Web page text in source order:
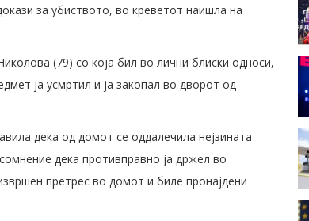
за убиството, во креветот наишла на
(79) со која бил во лични блиски односи,
ја усмртил и ја закопал во дворот од
дека од домот се оддалечила нејзината
дека противправно ја држел во
претрес во домот и биле пронајдени